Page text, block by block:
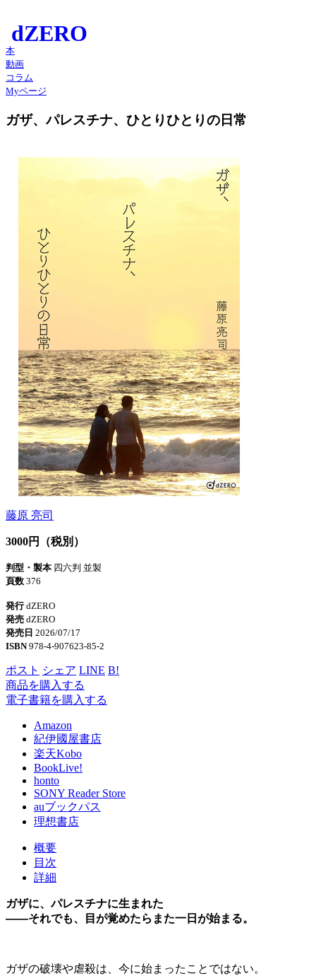
本
動画
コラム
Myページ
ガザ、パレスチナ、ひとりひとりの日常
藤原 亮司
3000円（税別）
判型・製本 四六判 並製
頁数 376
発行dZERO
発売 dZERO
発売日 2026/07/17
ISBN978-4-907623-85-2
ポスト シェア LINE B!
商品を購入する
電子書籍を購入する
Amazon
紀伊國屋書店
楽天Kobo
BookLive!
honto
SONY Reader Store
auブックパス
理想書店
概要
目次
詳細
ガザに、パレスチナに生まれた
――それでも、目が覚めたらまた一日が始まる。
ガザの破壊や虐殺は、今に始まったことではない。